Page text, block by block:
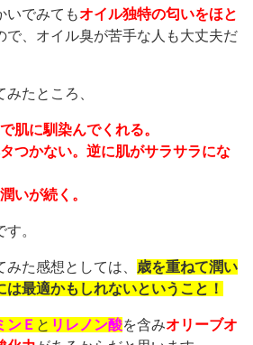
いでみてもオイル独特の匂いをほと
で、オイル臭が苦手な人も大丈夫だ
たところ、
肌に馴染んでくれる。
つかない。逆に肌がサラサラにな
いが続く。
。
た感想としては、 歳を重ねて潤い
最適かもしれないということ！
ンＥ と リレノン酸を含みオリーブオ